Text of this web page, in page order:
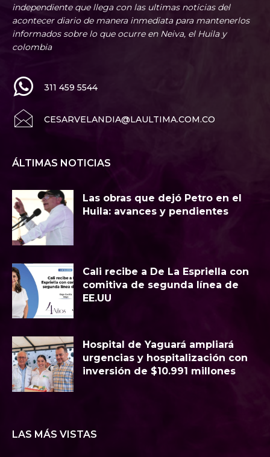
independiente que llega con las ultimas noticias del
acontecer diario de manera inmediata para mantenerlos
informados sobre lo que ocurre en Neiva, el Huila y
colombia
311 459 5544
CESARVELANDIA@LAULTIMA.COM.CO
ÁLTIMAS NOTICIAS
Las obras que dejó Petro en el
Huila: avances y pendientes
Cali recibe a De La Espriella con
comitiva de segunda línea de
EE.UU
Hospital de Yaguará ampliará
urgencias y hospitalización con
inversión de $10.991 millones
LAS MÁS VISTAS